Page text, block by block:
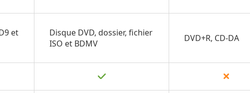
et
Disque DVD, dossier, fichier
ISO et BDMV
DVD+R, CD-DA